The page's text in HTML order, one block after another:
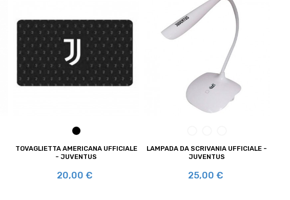
NERO
TOVAGLIETTA AMERICANA UFFICIALE
- JUVENTUS
Prezzo
20,00 €
LAMPADA DA SCRIVANIA UFFICIALE -
JUVENTUS
Prezzo
25,00 €